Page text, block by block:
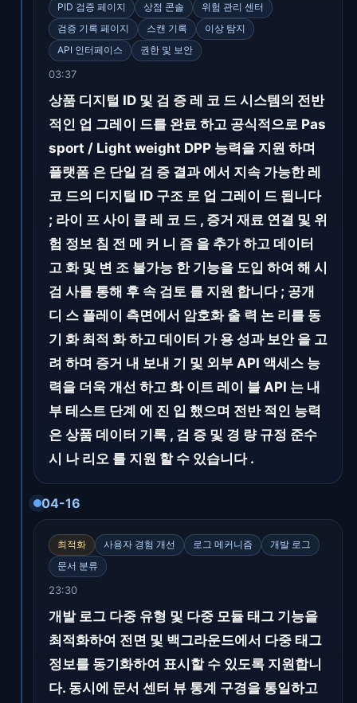
PID 검증 페이지
상점 콘솔
위험 관리 센터
검증 기록 페이지
스캔 기록
이상 탐지
API 인터페이스
권한 및 보안
03:37
상품 디지털 ID 및 검 증 레 코 드 시스템의 전반
적인 업 그레이 드를 완료 하고 공식적으로 Pas
sport / Light weight DPP 능력을 지원 하며
플랫폼 은 단일 검 증 결과 에서 지속 가능한 레
코 드의 디지털 ID 구조 로 업 그레이 드 됩니다
; 라이 프 사이 클 레 코 드 , 증거 재료 연결 및 위
험 정보 침 전 메 커 니 즘 을 추가 하고 데이터
고 화 및 변 조 불가능 한 기능을 도입 하여 해 시
검 사를 통해 후 속 검토 를 지원 합니다 ; 공개
디 스 플레이 측면에서 암호화 출 력 논 리를 동
기 화 최적 화 하고 데이터 가 용 성과 보안 을 고
려 하며 증거 내 보내 기 및 외부 API 액세스 능
력을 더욱 개선 하고 화 이트 레이 블 API 는 내
부 테스트 단계 에 진 입 했으며 전반 적인 능력
은 상품 데이터 기록 , 검 증 및 경 량 규정 준수
시 나 리오 를 지원 할 수 있습니다 .
04-16
최적화 사용자 경험 개선 로그 메커니즘
개발 로그
문서 분류
23:30
개발 로그 다중 유형 및 다중 모듈 태그 기능을
최적화하여 전면 및 백그라운드에서 다중 태그
정보를 동기화하여 표시할 수 있도록 지원합니
다. 동시에 문서 센터 뷰 통계 구경을 통일하고